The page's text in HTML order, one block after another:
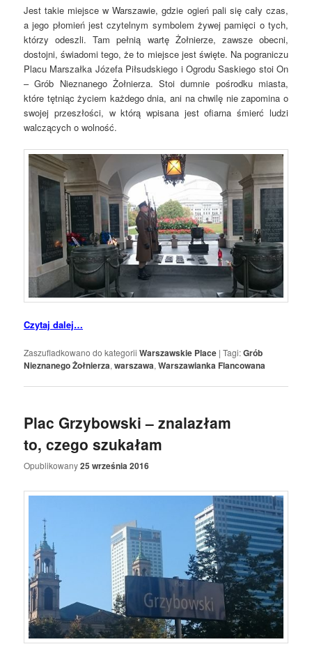
Jest takie miejsce w Warszawie, gdzie ogień pali się cały czas,
a jego płomień jest czytelnym symbolem żywej pamięci o tych,
którzy odeszli. Tam pełnią wartę Żołnierze, zawsze obecni,
dostojni, świadomi tego, że to miejsce jest święte. Na pograniczu
Placu Marszałka Józefa Piłsudskiego i Ogrodu Saskiego stoi On
– Grób Nieznanego Żołnierza. Stoi dumnie pośrodku miasta,
które tętniąc życiem każdego dnia, ani na chwilę nie zapomina o
swojej przeszłości, w którą wpisana jest ofiarna śmierć ludzi
walczących o wolność.
Czytaj dalej…
Zaszufladkowano do kategorii Warszawskie Place |Tagi:Grób
Nieznanego Żołnierza,warszawa,Warszawianka Flancowana
Plac Grzybowski – znalazłam
to, czego szukałam
Opublikowany25 września 2016